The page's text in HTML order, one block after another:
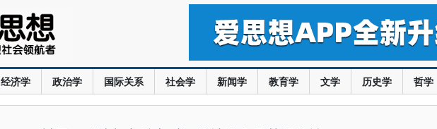
经济学 政治学 国际关系 社会学 新闻学 教育学 文学 历史学 哲学